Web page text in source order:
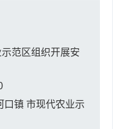
范区组织开展安
口镇 市现代农业示